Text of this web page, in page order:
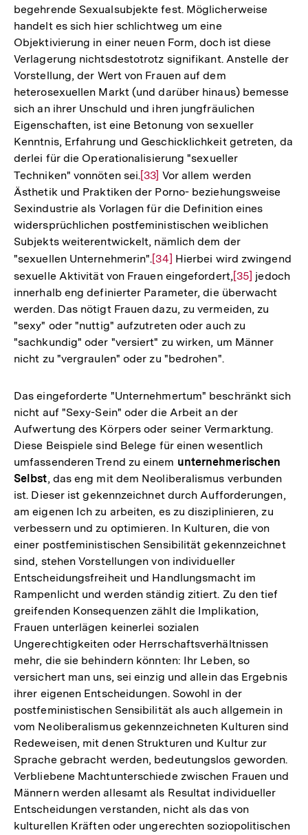
begehrende Sexualsubjekte fest. Möglicherweise
handelt es sich hier schlichtweg um eine
Objektivierung in einer neuen Form, doch ist diese
Verlagerung nichtsdestotrotz signifikant. Anstelle der
Vorstellung, der Wert von Frauen auf dem
heterosexuellen Markt (und darüber hinaus) bemesse
sich an ihrer Unschuld und ihren jungfräulichen
Eigenschaften, ist eine Betonung von sexueller
Kenntnis, Erfahrung und Geschicklichkeit getreten, da
derlei für die Operationalisierung "sexueller
Techniken" vonnöten sei.Zur
Auflösung
der
Fußnote
[33] Vor allem werden
Ästhetik und Praktiken der Porno- beziehungsweise
Sexindustrie als Vorlagen für die Definition eines
widersprüchlichen postfeministischen weiblichen
Subjekts weiterentwickelt, nämlich dem der
"sexuellen Unternehmerin".Zur
Auflösung
der
Fußnote
[34] Hierbei wird zwingend
sexuelle Aktivität von Frauen eingefordert,Zur
Auflösung
der
Fußnote
[35] jedoch
innerhalb eng definierter Parameter, die überwacht
werden. Das nötigt Frauen dazu, zu vermeiden, zu
"sexy" oder "nuttig" aufzutreten oder auch zu
"sachkundig" oder "versiert" zu wirken, um Männer
nicht zu "vergraulen" oder zu "bedrohen".
Das eingeforderte "Unternehmertum" beschränkt sich
nicht auf "Sexy-Sein" oder die Arbeit an der
Aufwertung des Körpers oder seiner Vermarktung.
Diese Beispiele sind Belege für einen wesentlich
umfassenderen Trend zu einem unternehmerischen
Selbst, das eng mit dem Neoliberalismus verbunden
ist. Dieser ist gekennzeichnet durch Aufforderungen,
am eigenen Ich zu arbeiten, es zu disziplinieren, zu
verbessern und zu optimieren. In Kulturen, die von
einer postfeministischen Sensibilität gekennzeichnet
sind, stehen Vorstellungen von individueller
Entscheidungsfreiheit und Handlungsmacht im
Rampenlicht und werden ständig zitiert. Zu den tief
greifenden Konsequenzen zählt die Implikation,
Frauen unterlägen keinerlei sozialen
Ungerechtigkeiten oder Herrschaftsverhältnissen
mehr, die sie behindern könnten: Ihr Leben, so
versichert man uns, sei einzig und allein das Ergebnis
ihrer eigenen Entscheidungen. Sowohl in der
postfeministischen Sensibilität als auch allgemein in
vom Neoliberalismus gekennzeichneten Kulturen sind
Redeweisen, mit denen Strukturen und Kultur zur
Sprache gebracht werden, bedeutungslos geworden.
Verbliebene Machtunterschiede zwischen Frauen und
Männern werden allesamt als Resultat individueller
Entscheidungen verstanden, nicht als das von
kulturellen Kräften oder ungerechten soziopolitischen